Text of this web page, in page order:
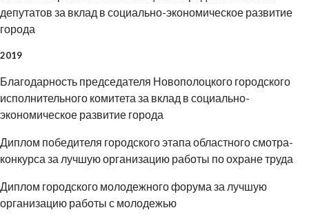
депутатов за вклад в социально-экономическое развитие
города
2019
Благодарность председателя Новополоцкого городского
исполнительного комитета за вклад в социально-
экономическое развитие города
Диплом победителя городского этапа областного смотра-
конкурса за лучшую организацию работы по охране труда
Диплом городского молодежного форума за лучшую
организацию работы с молодежью